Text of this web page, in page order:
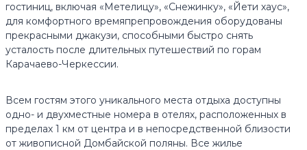
гостиниц, включая «Метелицу», «Снежинку», «Йети хаус»,
для комфортного времяпрепровождения оборудованы
прекрасными джакузи, способными быстро снять
усталость после длительных путешествий по горам
Карачаево-Черкессии.
Всем гостям этого уникального места отдыха доступны
одно- и двухместные номера в отелях, расположенных в
пределах 1 км от центра и в непосредственной близости
от живописной Домбайской поляны. Все жилье